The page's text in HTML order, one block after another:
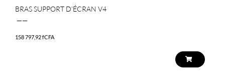
BRAS SUPPORT D’ÉCRAN V4
——
158 797,92fCFA